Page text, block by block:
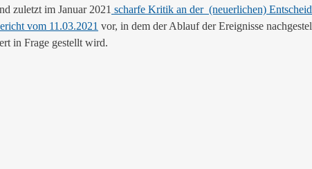
zuletzt im Januar 2021 scharfe Kritik an der (neuerlichen)
vom 11.03.2021 vor, in dem der Ablauf der Ereignisse
in Frage gestellt wird.